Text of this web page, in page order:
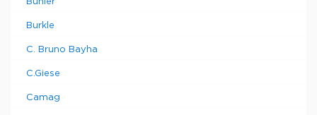
Buhler
Burkle
C. Bruno Bayha
C.Giese
Camag